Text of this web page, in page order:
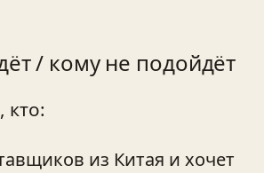
/ кому не подойдёт
кто:
из Китая и хочет